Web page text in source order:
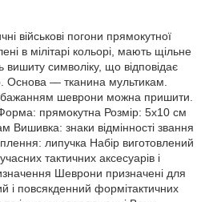
військові погони прямокутної
в мілітарі кольорі, мають щільне
вишиту символіку, що відповідає
Основа — тканина мультикам.
шеврони можна пришити.
прямокутна Розмір: 5х10 см
Вишивка: знаки відмінності звання
липучка Набір виготовлений
тактичних аксесуарів і
Шеврони призначені для
і повсякденний формітактичних